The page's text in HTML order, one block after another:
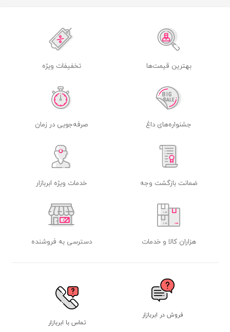
بهترین قیمت‌ها تخفیفات ویژه
جشنواره‌های داغ صرفه‌جویی در زمان
ضمانت بازگشت وجه خدمات ویژه ابربازار
هزاران کالا و خدمات دسترسی به فروشنده
فروش در ابربازار
تماس با ابربازار